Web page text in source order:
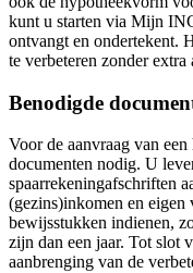
kunt u starten via Mijn
ontvangt en ondertekent.
te verbeteren zonder extra
Benodigde
Voor de aanvraag van
documenten nodig. U
spaarrekeningafschriften
(gezins)inkomen en
bewijsstukken indienen,
zijn dan een jaar. Tot slot
aanbrenging van de